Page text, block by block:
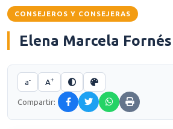
CONSEJEROS Y CONSEJERAS
Elena Marcela
a- A+
Compartir: